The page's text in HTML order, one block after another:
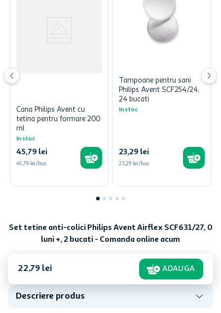
Cana Philips Avent cu
tetina pentru formare 200
ml
In stoc
45,79 lei
45,79 lei/buc
Tampoane pentru sani
Philips Avent SCF254/24,
24 bucati
In stoc
23,29 lei
23,29 lei/buc
Set tetine anti-colici Philips Avent Airflex SCF631/27, 0
luni +, 2 bucati - Comanda online acum
22,79 lei ADAUGA
Descriere produs